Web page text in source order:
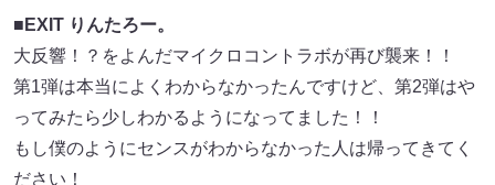
■EXIT りんたろー。
大反響！？をよんだマイクロコントラボが再び襲来！！
第1弾は本当によくわからなかったんですけど、第2弾はや
ってみたら少しわかるようになってました！！
もし僕のようにセンスがわからなかった人は帰ってきてく
ださい！